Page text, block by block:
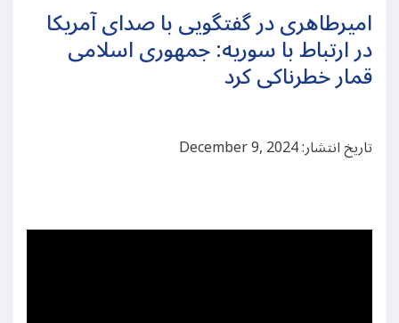
امیرطاهری در گفتگویی با صدای آمریکا
در ارتباط با سوریه:‌ جمهوری اسلامی
قمار خطرناکی کرد
تاریخ انتشار: December 9, 2024